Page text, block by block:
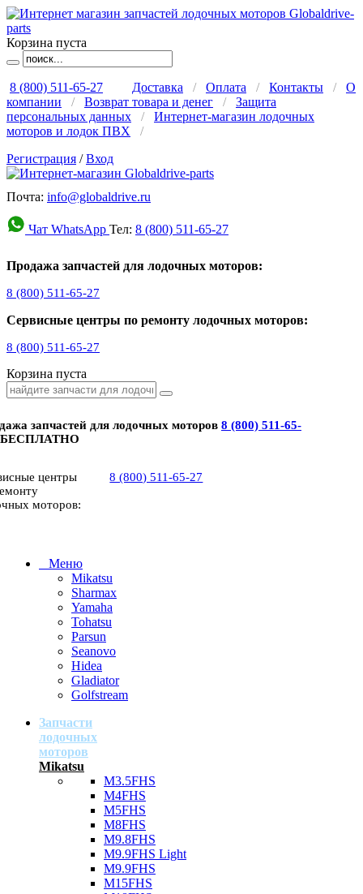
Корзина пуста
8 (800) 511-65-27 Доставка / Оплата / Контакты / О
компании
/ Возврат товара и денег / Защита
персональных данных
/ Интернет-магазин лодочных
моторов и лодок ПВХ
/
Регистрация /Вход
Почта: info@globaldrive.ru
Чат WhatsApp Тел: 8 (800) 511-65-27
Продажа запчастей для лодочных моторов:
8 (800) 511-65-27
Сервисные центры по ремонту лодочных моторов:
8 (800) 511-65-27
Корзина пуста
запчастей для лодочных моторов 8 (800) 511-65-
центры
моторов:
8 (800) 511-65-27
Меню
Mikatsu
Sharmax
Yamaha
Tohatsu
Parsun
Seanovo
Hidea
Gladiator
Golfstream
Запчасти
лодочных
моторов
Mikatsu
M3.5FHS
M4FHS
M5FHS
M8FHS
M9.8FHS
M9.9FHS Light
M9.9FHS
M15FHS